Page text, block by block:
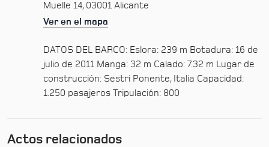
Muelle 14, 03001 Alicante
Ver en el mapa
DATOS DEL BARCO: Eslora: 239 m Botadura: 16 de
julio de 2011 Manga: 32 m Calado: 7.32 m Lugar de
construcción: Sestri Ponente, Italia Capacidad:
1.250 pasajeros Tripulación: 800
Actos relacionados